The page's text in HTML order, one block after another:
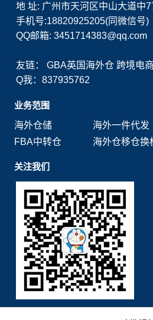
地 址: 广州市天河区中山大道中
手机号:18820925205(同微信号)
QQ邮箱: 3451714383@qq.com
友链：GBA英国海外仓 跨境电
Q我：837935762
业务范围
海外仓储
海外一件代发
FBA中转仓
海外仓移仓换
关注我们